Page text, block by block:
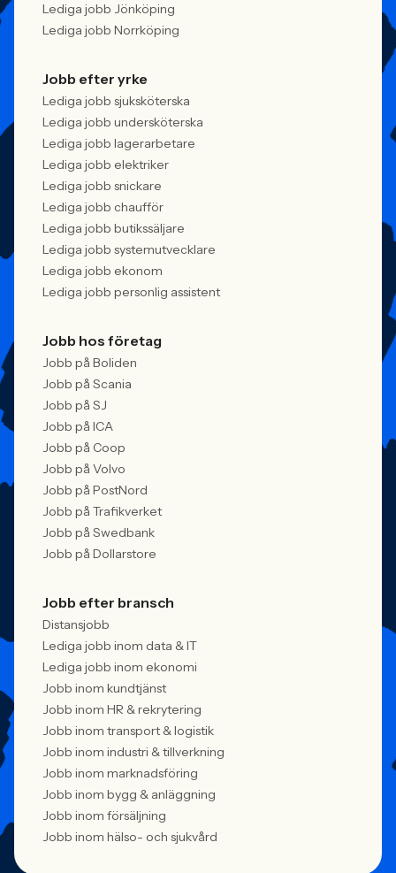
Lediga jobb Jönköping
Lediga jobb Norrköping
Jobb efter yrke
Lediga jobb sjuksköterska
Lediga jobb undersköterska
Lediga jobb lagerarbetare
Lediga jobb elektriker
Lediga jobb snickare
Lediga jobb chaufför
Lediga jobb butikssäljare
Lediga jobb systemutvecklare
Lediga jobb ekonom
Lediga jobb personlig assistent
Jobb hos företag
Jobb på Boliden
Jobb på Scania
Jobb på SJ
Jobb på ICA
Jobb på Coop
Jobb på Volvo
Jobb på PostNord
Jobb på Trafikverket
Jobb på Swedbank
Jobb på Dollarstore
Jobb efter bransch
Distansjobb
Lediga jobb inom data & IT
Lediga jobb inom ekonomi
Jobb inom kundtjänst
Jobb inom HR & rekrytering
Jobb inom transport & logistik
Jobb inom industri & tillverkning
Jobb inom marknadsföring
Jobb inom bygg & anläggning
Jobb inom försäljning
Jobb inom hälso- och sjukvård